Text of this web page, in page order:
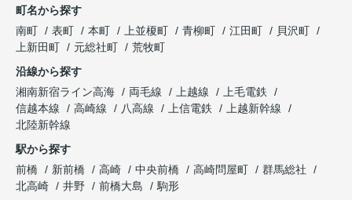
町名から探す
南町
表町 本町 上並榎町 青柳町 江田町
貝沢町
上新田町
元総社町
荒牧町
沿線から探す
湘南新宿ライン高海
両毛線 上越線
上毛電鉄
信越本線
高崎線 八高線 上信電鉄
上越新幹線
北陸新幹線
駅から探す
前橋
新前橋 高崎 中央前橋 高崎問屋町
群馬総社
北高崎
井野 前橋大島 駒形